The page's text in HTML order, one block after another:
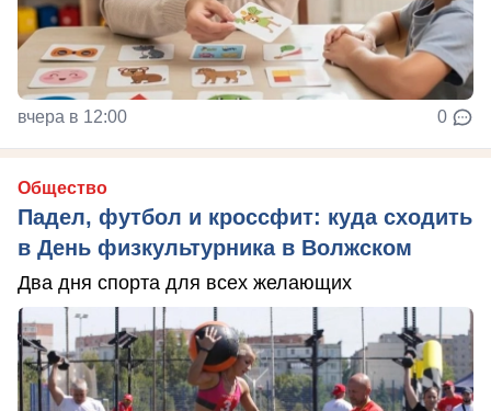
вчера в 12:00 0
Общество
Падел, футбол и кроссфит: куда сходить
в День физкультурника в Волжском
Два дня спорта для всех желающих